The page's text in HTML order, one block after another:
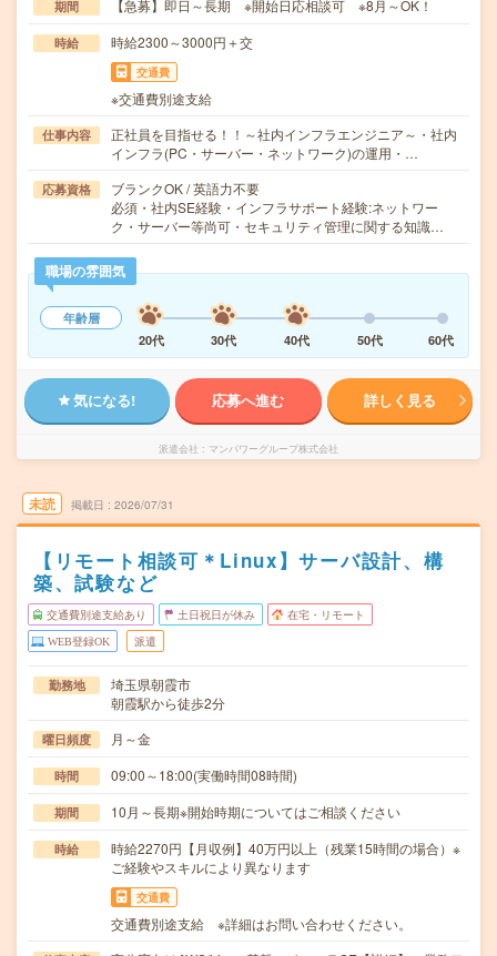
期間 【急募】即日～長期 ※開始日応相談可 ※8月～OK！
時給 時給2300～3000円＋交
交通費
※交通費別途支給
仕事内容
正社員を目指せる！！～社内インフラエンジニア～・社内
インフラ(PC・サーバー・ネットワーク)の運用・…
応募資格
ブランクOK / 英語力不要
必須・社内SE経験・インフラサポート経験:ネットワー
ク・サーバー等尚可・セキュリティ管理に関する知識…
職場の雰囲気
年齢層
20代
30代 40代 50代 60代
気になる! 応募へ進む 詳しく見る
派遣会社 マンパワーグループ株式会社
未読 掲載日 2026/07/31
【リモート相談可＊Linux】サーバ設計、構
築、試験など
交通費別途支給あり 土日祝日が休み 在宅・リモート
WEB登録OK 派遣
勤務地
埼玉県朝霞市
朝霞駅から徒歩2分
曜日頻度 月～金
時間 09:00～18:00(実働時間08時間)
期間 10月～長期※開始時期についてはご相談ください
時給
時給2270円【月収例】40万円以上（残業15時間の場合）※
ご経験やスキルにより異なります
交通費
交通費別途支給 ※詳細はお問い合わせください。